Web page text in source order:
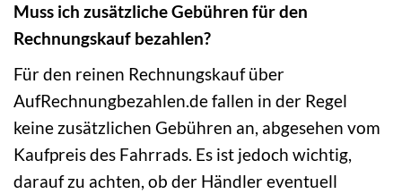
Muss ich zusätzliche Gebühren für den
Rechnungskauf bezahlen?
Für den reinen Rechnungskauf über
AufRechnungbezahlen.de fallen in der Regel
keine zusätzlichen Gebühren an, abgesehen vom
Kaufpreis des Fahrrads. Es ist jedoch wichtig,
darauf zu achten, ob der Händler eventuell